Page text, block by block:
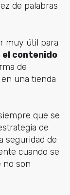
de palabras
muy útil para
contenido
de
una tienda
que se
de
seguridad de
cuando se
no son